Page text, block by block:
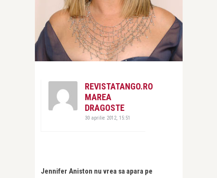
REVISTATANGO.RO
MAREA
DRAGOSTE
30 aprilie 2012, 15:51
Jennifer Aniston nu vrea sa apara pe